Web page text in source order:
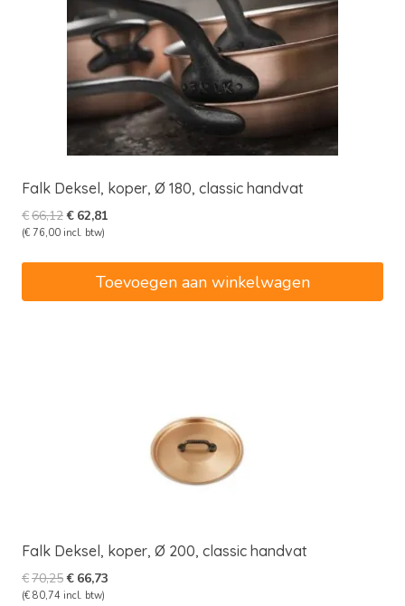
Falk Deksel, koper, Ø 180, classic handvat
€66,12Oorspronkelijke
prijs
€ 62,81
(€ 76,00 incl. btw)
Toevoegen aan winkelwagen
Falk Deksel, koper, Ø 200, classic handvat
€70,25Oorspronkelijke
prijs
€ 66,73
(€ 80,74 incl. btw)